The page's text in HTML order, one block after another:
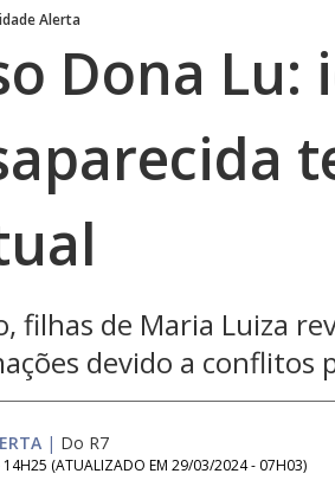
Alerta
Dona Lu:
filhas de Maria Luiza
devido a conflitos
| Do R7
(ATUALIZADO EM 29/03/2024 - 07H03)